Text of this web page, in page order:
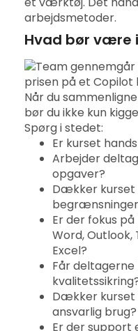
arbejdsmetoder.
Hvad bør være
Når du
bør du ikke kun
Spørg i stedet:
Er kurset
Arbejder
opgaver?
Dækker kurset
Er der fokus
Word, Outlook,
Excel?
Får
Dækker kurset
ansvarlig brug?
Er der support